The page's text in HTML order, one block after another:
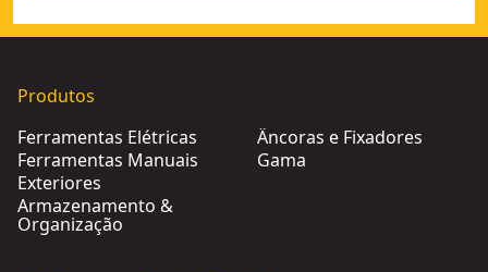
Produtos
Ferramentas Elétricas
Ferramentas Manuais
Exteriores
Armazenamento &
Organização
Âncoras e Fixadores
Gama